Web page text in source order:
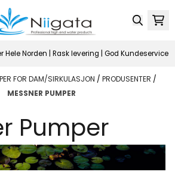
Hele Norden | Rask levering | God Kundeservice
FOR DAM/SIRKULASJON / PRODUSENTER /
MESSNER PUMPER
Pumper